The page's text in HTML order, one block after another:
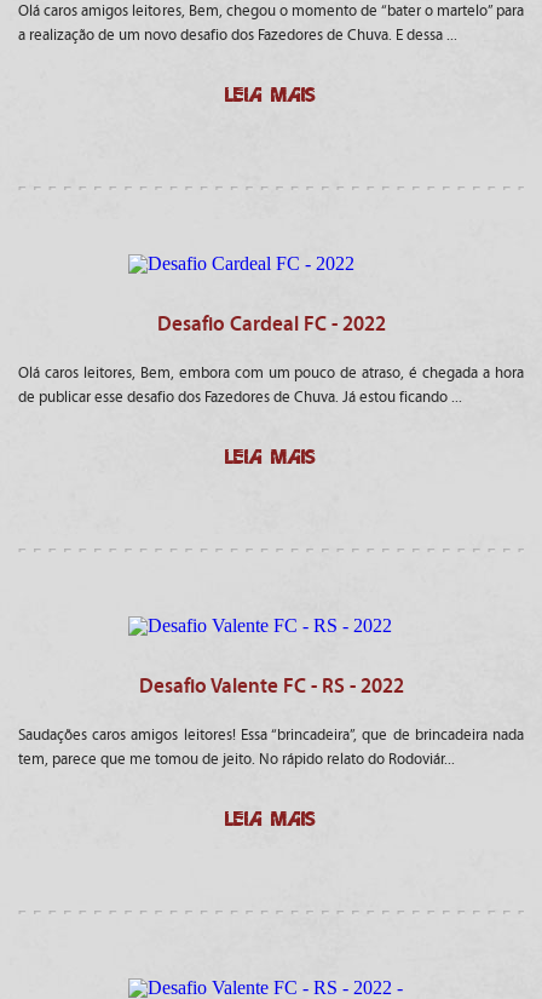
Olá caros amigos leitores, Bem, chegou o momento de “bater o martelo” para
a realização de um novo desafio dos Fazedores de Chuva. E dessa ...
LEIA MAIS
Desafio Cardeal FC - 2022
Olá caros leitores, Bem, embora com um pouco de atraso, é chegada a hora
de publicar esse desafio dos Fazedores de Chuva. Já estou ficando ...
LEIA MAIS
Desafio Valente FC - RS - 2022
Saudações caros amigos leitores! Essa “brincadeira”, que de brincadeira nada
tem, parece que me tomou de jeito. No rápido relato do Rodoviár...
LEIA MAIS